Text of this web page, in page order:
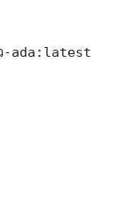
-ada:latest